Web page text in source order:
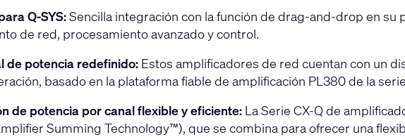
Q-SYS:Sencilla integración con la función de drag-and-drop en su
de red, procesamiento avanzado y control.
de potencia redefinido:Estos amplificadores de red cuentan con un
basado en la plataforma fiable de amplificación PL380 de la
de potencia por canal flexible y eficiente:La Serie CX-Q de
Summing Technology™), que se combina para ofrecer una